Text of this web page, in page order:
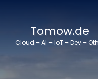
Tomow.de
Cloud – AI – IoT – Dev –